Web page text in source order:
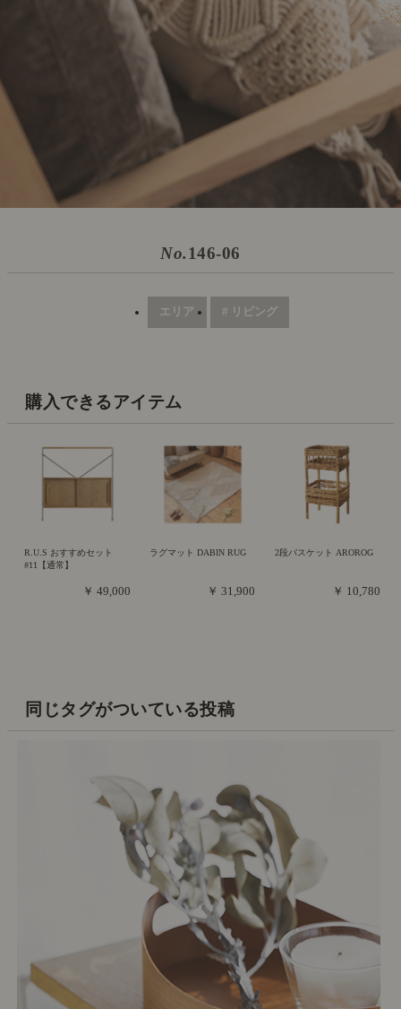
No.146-06
エリア # リビング
購入できるアイテム
R.U.S おすすめセット
#11【通常】
￥ 49,000
ラグマット DABIN RUG
￥ 31,900
2段バスケット AROROG
￥ 10,780
同じタグがついている投稿